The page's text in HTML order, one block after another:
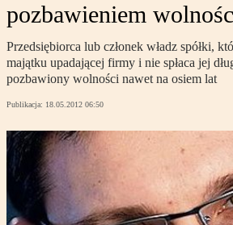
pozbawieniem
Przedsiębiorca lub członek władz spółki,
majątku upadającej firmy i nie spłaca jej
pozbawiony wolności nawet na osiem lat
Publikacja: 18.05.2012 06:50